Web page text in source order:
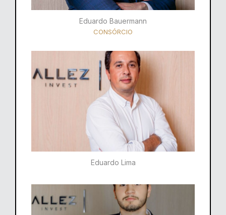
Eduardo Bauermann
CONSÓRCIO
Eduardo Lima